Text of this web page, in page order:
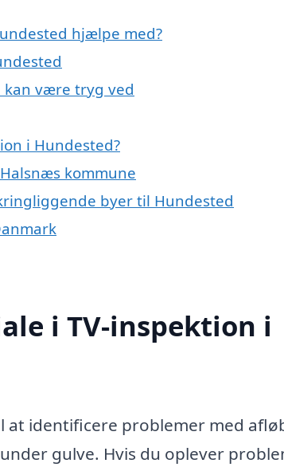
hjælpe med?
kan være tryg ved
i Hundested?
kommune
byer til Hundested
i TV-inspektion i
at identificere problemer med
gulve. Hvis du oplever